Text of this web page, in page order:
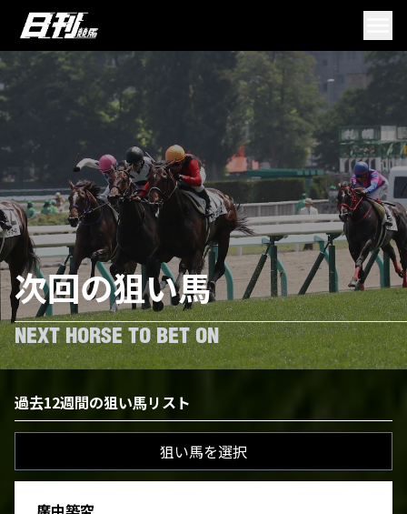
次回の狙い馬
NEXT HORSE TO BET ON
過去12週間の狙い馬リスト
狙い馬を選択